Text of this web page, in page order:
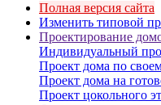
Полная версия сайта
Изменить типовой
Проектирование
Индивидуальный
Проект дома по
Проект дома на
Проект цокольного